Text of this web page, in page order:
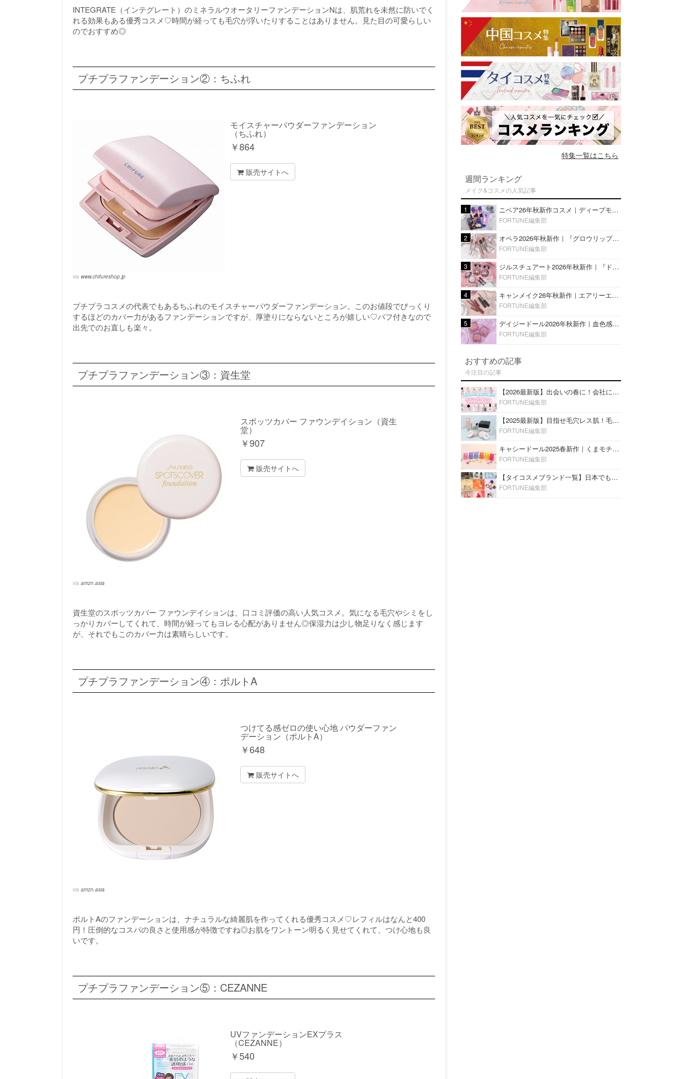
INTEGRATE（インテグレート）のミネラルウオータリーファンデーションNは、肌荒れを未然に防いでく
れる効果もある優秀コスメ♡時間が経っても毛穴が浮いたりすることはありません。見た目の可愛らしい
のでおすすめ◎
プチプラファンデーション②：ちふれ
via www.chifureshop.jp
モイスチャーパウダーファンデーション
（ちふれ）
￥864
販売サイトへ
プチプラコスメの代表でもあるちふれのモイスチャーパウダーファンデーション。このお値段でびっくり
するほどのカバー力があるファンデーションですが、厚塗りにならないところが嬉しい♡パフ付きなので
出先でのお直しも楽々。
プチプラファンデーション③：資生堂
via amzn.asia
スポッツカバー ファウンデイション（資生
堂）
￥907
販売サイトへ
資生堂のスポッツカバー ファウンデイションは、口コミ評価の高い人気コスメ。気になる毛穴やシミをし
っかりカバーしてくれて、時間が経ってもヨレる心配がありません◎保湿力は少し物足りなく感じます
が、それでもこのカバー力は素晴らしいです。
プチプラファンデーション④：ポルトA
via amzn.asia
つけてる感ゼロの使い心地 パウダーファン
デーション（ポルトA）
￥648
販売サイトへ
ポルトAのファンデーションは、ナチュラルな綺麗肌を作ってくれる優秀コスメ♡レフィルはなんと400
円！圧倒的なコスパの良さと使用感が特徴ですね◎お肌をワントーン明るく見せてくれて、つけ心地も良
いです。
プチプラファンデーション⑤：CEZANNE
UVファンデーションEXプラス
（CEZANNE）
￥540
特集一覧はこちら
週間ランキング
メイク&コスメの人気記事
1 ニベア26年秋新作コスメ｜ディープモイスチャーリップの美容液タイプや2in1ボディクリームスクラブも
FORTUNE編集部
2 オペラ2026年秋新作｜『グロウリップティント』の新色・限定色はローズジャムカラー♡全4色をレビュー
FORTUNE編集部
3 ジルスチュアート2026年秋新作｜『ドレスドブルーム アイズ』新色や限定ハイライト・リップをレビュー
FORTUNE編集部
4 キャンメイク26年秋新作｜エアリーエクステンションライナー＆カールスナイパーマスカラ新色をレビュー
FORTUNE編集部
5 デイジードール2026年秋新作｜血色感が可愛い♡『パウダー ブラッシュ ブルーム』新3色をレビュー
FORTUNE編集部
おすすめの記事
今注目の記事
【2026最新版】出会いの春に！会社にもおすすめの好印象な香水14選♡ビジネスの場での香水マナーも
FORTUNE編集部
【2025最新版】目指せ毛穴レス肌！毛穴を埋めて隠す「おすすめ部分用下地＆プライマー」ランキング♡
FORTUNE編集部
キャシードール2025春新作｜くまモチーフのミニリップ「シャイニーベア リップモイスト」をレビュー♡
FORTUNE編集部
【タイコスメブランド一覧】日本でも人気沸騰中の“タイコスメ”ブランド20選！
FORTUNE編集部